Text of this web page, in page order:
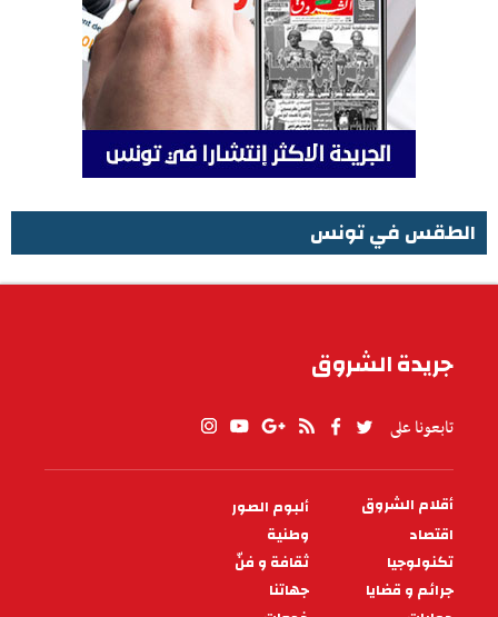
الطقس في تونس
جريدة الشروق
تابعونا على
PIED
DE
PAGE
أقلام الشروق
ألبوم الصور
اقتصاد
وطنية
تكنولوجيا
ثقافة و فنّ
جرائم و قضايا
جهاتنا